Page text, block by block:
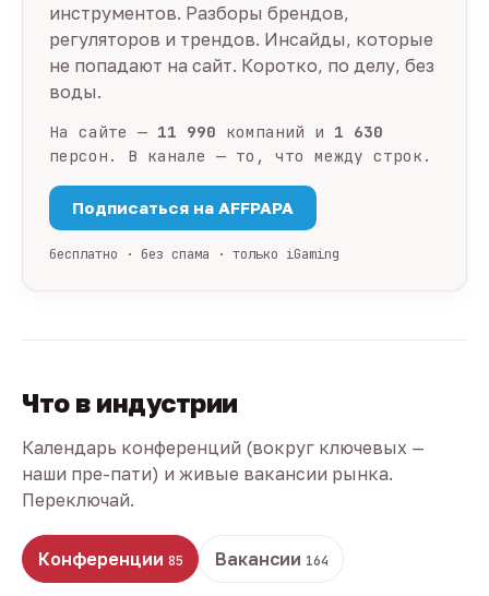
инструментов. Разборы брендов,
регуляторов и трендов. Инсайды, которые
не попадают на сайт. Коротко, по делу, без
воды.
На сайте — 11 990 компаний и 1 630
персон. В канале — то, что между строк.
Подписаться на AFFPAPA
бесплатно · без спама · только iGaming
Что в индустрии
Календарь конференций (вокруг ключевых —
наши пре-пати) и живые вакансии рынка.
Переключай.
Конференции 85 Вакансии 164